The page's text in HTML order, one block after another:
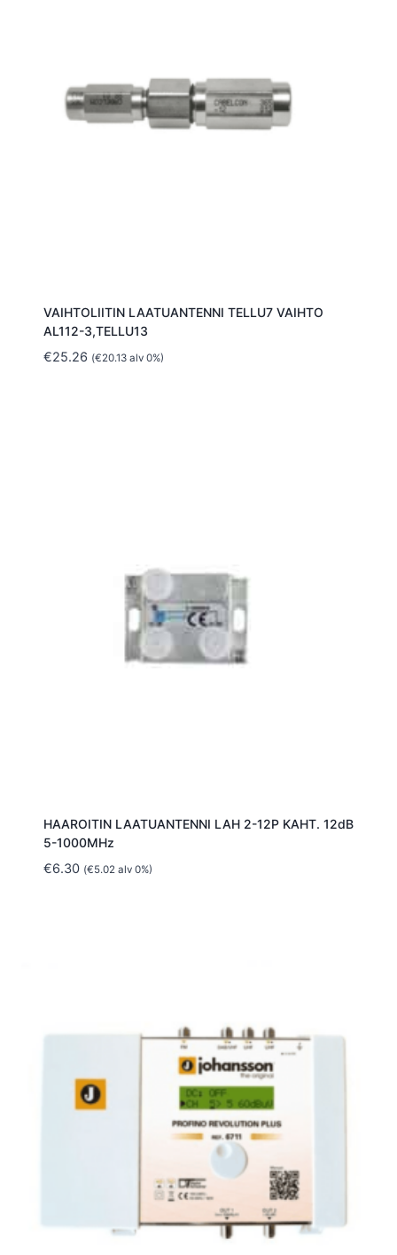
VAIHTOLIITIN LAATUANTENNI TELLU7 VAIHTO
AL112-3,TELLU13
€25.26 (€20.13alv 0%)
HAAROITIN LAATUANTENNI LAH 2-12P KAHT. 12dB
5-1000MHz
€6.30 (€5.02alv 0%)